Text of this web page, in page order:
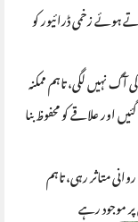
ہوئے زخمی ڈرائیور کو
نہیں لگی، تاہم ممکنہ
اور علاقے کو محفوظ بنا
متاثر رہی، تاہم
موجود رہے